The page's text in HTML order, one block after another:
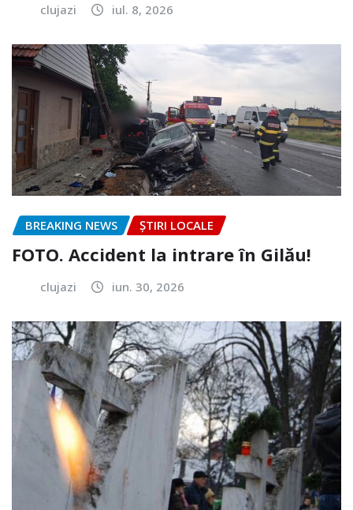
clujazi iul. 8, 2026
BREAKING NEWS ȘTIRI LOCALE
FOTO. Accident la intrare în Gilău!
clujazi iun. 30, 2026